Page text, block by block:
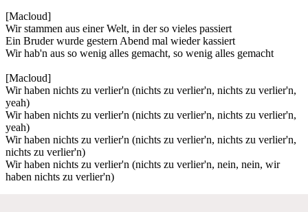
[Macloud]
Wir stammen aus einer Welt, in der so vieles passiert
Ein Bruder wurde gestern Abend mal wieder kassiert
Wir hab'n aus so wenig alles gemacht, so wenig alles gemacht
[Macloud]
Wir haben nichts zu verlier'n (nichts zu verlier'n, nichts zu verlier'n,
yeah)
Wir haben nichts zu verlier'n (nichts zu verlier'n, nichts zu verlier'n,
yeah)
Wir haben nichts zu verlier'n (nichts zu verlier'n, nichts zu verlier'n,
nichts zu verlier'n)
Wir haben nichts zu verlier'n (nichts zu verlier'n, nein, nein, wir
haben nichts zu verlier'n)